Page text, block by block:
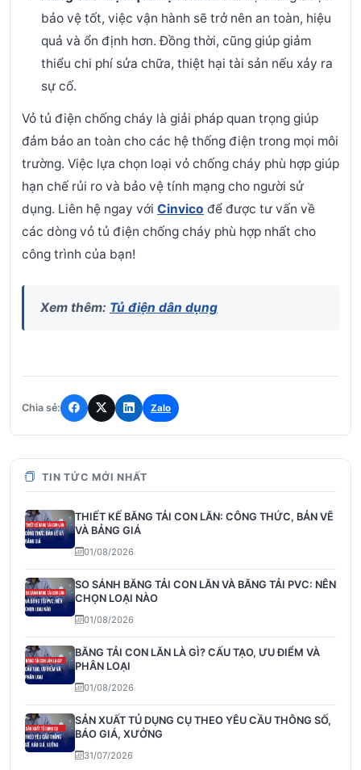
bảo vệ tốt, việc vận hành sẽ trở nên an toàn, hiệu
quả và ổn định hơn. Đồng thời, cũng giúp giảm
thiểu chi phí sửa chữa, thiệt hại tài sản nếu xảy ra
sự cố.
Vỏ tủ điện chống cháy là giải pháp quan trọng giúp
đảm bảo an toàn cho các hệ thống điện trong mọi môi
trường. Việc lựa chọn loại vỏ chống cháy phù hợp giúp
hạn chế rủi ro và bảo vệ tính mạng cho người sử
dụng. Liên hệ ngay với Cinvico để được tư vấn về
các dòng vỏ tủ điện chống cháy phù hợp nhất cho
công trình của bạn!
Xem thêm: Tủ điện dân dụng
Chia sẻ: Zalo
TIN TỨC MỚI NHẤT
THIẾT KẾ BĂNG TẢI CON LĂN: CÔNG THỨC, BẢN VẼ
VÀ BẢNG GIÁ
01/08/2026
SO SÁNH BĂNG TẢI CON LĂN VÀ BĂNG TẢI PVC: NÊN
CHỌN LOẠI NÀO
01/08/2026
BĂNG TẢI CON LĂN LÀ GÌ? CẤU TẠO, ƯU ĐIỂM VÀ
PHÂN LOẠI
01/08/2026
SẢN XUẤT TỦ DỤNG CỤ THEO YÊU CẦU THÔNG SỐ,
BÁO GIÁ, XƯỞNG
31/07/2026